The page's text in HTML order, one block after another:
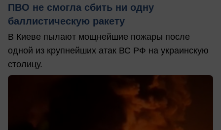
ПВО не смогла сбить ни одну
баллистическую ракету
В Киеве пылают мощнейшие пожары после
одной из крупнейших атак ВС РФ на украинскую
столицу.